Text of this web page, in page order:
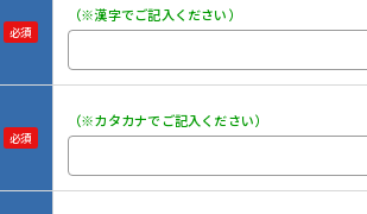
必須
（※漢字でご記入ください）
必須
（※カタカナでご記入ください）